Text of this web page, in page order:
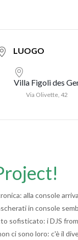
LUOGO
Villa Figoli des
Via Olivette, 42
alla console
in console
sofisticato: i DJS
ci sono loro: c'è il